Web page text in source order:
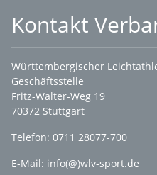
Kontakt
Württembergischer
Geschäftsstelle
Fritz-Walter-Weg 19
70372 Stuttgart
Telefon: 0711 28077-700
E-Mail: info(@)wlv-sport.de